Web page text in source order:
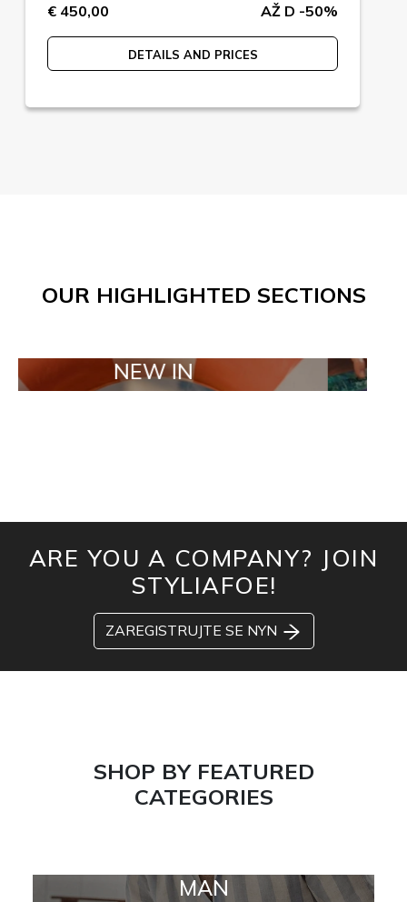
€ 450,00 AŽ D -50%
DETAILS AND PRICES
OUR HIGHLIGHTED SECTIONS
NEW IN TAILOR
ARE YOU A COMPANY? JOIN
STYLIAFOE!
ZAREGISTRUJTE SE NYN
SHOP BY FEATURED
CATEGORIES
MAN